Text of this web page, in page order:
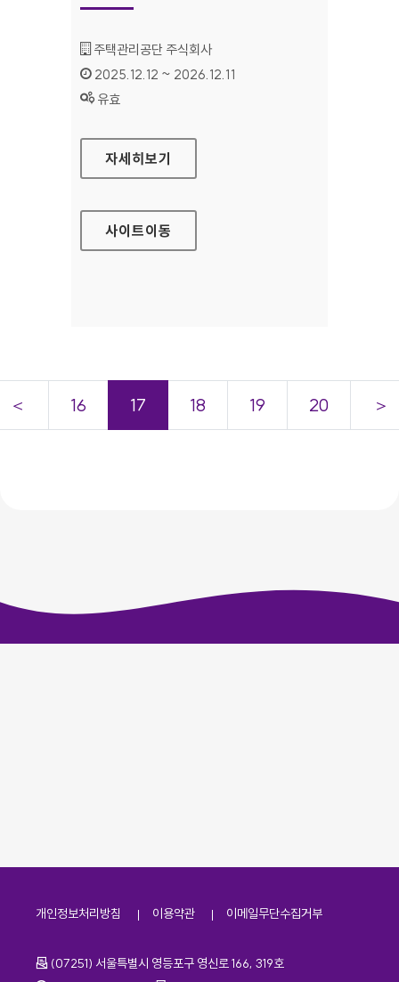
기관명 :
주택관리공단 주식회사
인증기간 :
2025.12.12 ~ 2026.12.11
상태 :
유효
주택관리공단
자세히보기
사이트이동
＜ 16 17 18 19 20 ＞
개인정보처리방침 이용약관 이메일무단수집거부
주소
(07251) 서울특별시 영등포구 영신로 166, 319호